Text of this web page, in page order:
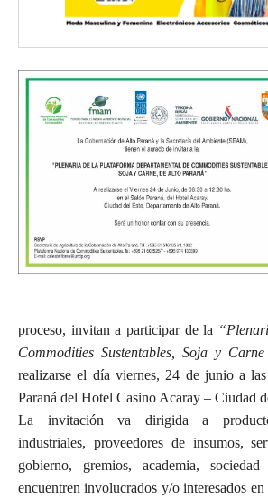
proceso, invitan a participar de la
Commodities Sustentables, Soja y
realizarse el día viernes, 24 de junio a
Paraná del Hotel Casino Acaray – Ciudad
La invitación va dirigida a
industriales, proveedores de insumos,
gobierno, gremios, academia,
encuentren involucrados y/o interesados